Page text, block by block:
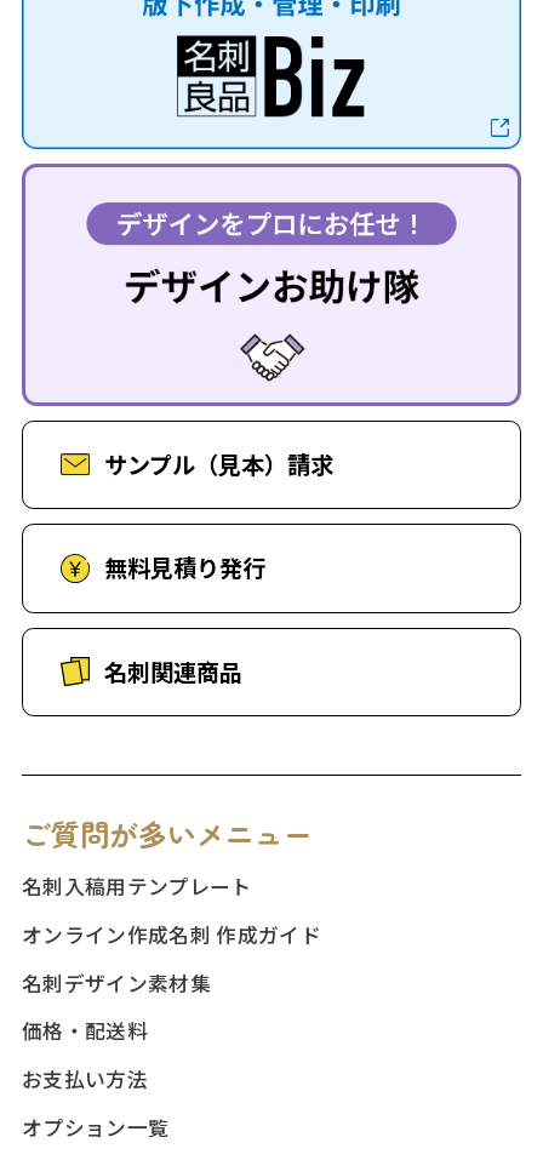
サンプル（見本）請求
無料見積り発行
名刺関連商品
ご質問が多いメニュー
名刺入稿用テンプレート
オンライン作成名刺 作成ガイド
名刺デザイン素材集
価格・配送料
お支払い方法
オプション一覧